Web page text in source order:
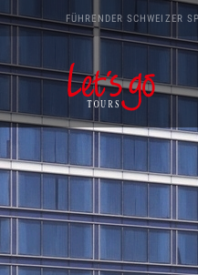
FÜHRENDER SCHWEIZER